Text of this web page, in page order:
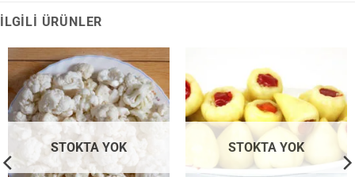
İLGILI ÜRÜNLER
STOKTA YOK STOKTA YOK